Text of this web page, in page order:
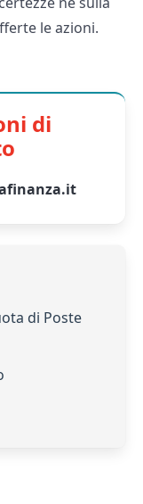
le azioni.
di
di Poste